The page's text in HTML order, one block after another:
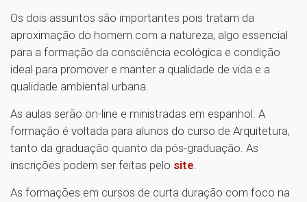
Os dois assuntos são importantes pois tratam da
aproximação do homem com a natureza, algo essencial
para a formação da consciência ecológica e condição
ideal para promover e manter a qualidade de vida e a
qualidade ambiental urbana.
As aulas serão on-line e ministradas em espanhol. A
formação é voltada para alunos do curso de Arquitetura,
tanto da graduação quanto da pós-graduação. As
inscrições podem ser feitas pelo site.
As formações em cursos de curta duração com foco na